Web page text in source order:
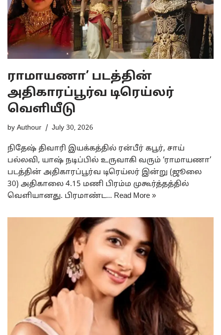
ராமாயணா’ படத்தின்
அதிகாரப்பூர்வ டிரெய்லர்
வௌியீடு
by Authour July 30, 2026
நிதேஷ் திவாரி இயக்கத்தில் ரன்பீர் கபூர், சாய்
பல்லவி, யாஷ் நடிப்பில் உருவாகி வரும் ‘ராமாயணா’
படத்தின் அதிகாரப்பூர்வ டிரெய்லர் இன்று (ஜூலை
30) அதிகாலை 4.15 மணி பிரம்ம முகூர்த்தத்தில்
வெளியானது. பிரமாண்ட… Read More »